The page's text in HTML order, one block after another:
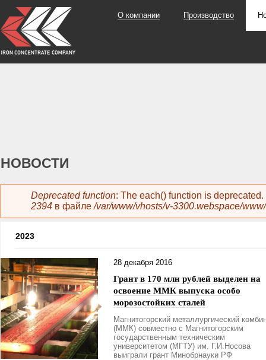
О компании Производство
НОВОСТИ
Сообщение об ошибке
Deprecated function: The each() function is
2394 в файле/var/www/vhosts/v-3300.webspace/
2023
28 декабря 2016
Грант в 170 млн рублей выделен на
освоение ММК выпуска особо
морозостойких сталей
Магнитогорский металлургический
(ММК) совместно с Магнитогорским
государственным техническим
университетом (МГТУ) им. Г.И.Носова
выиграли грант Минобрнауки РФ